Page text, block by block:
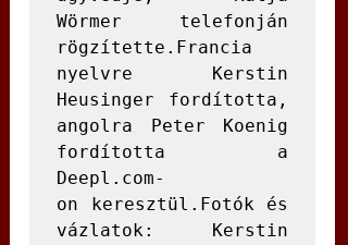
Wörmer telefonján
rögzítette.Francia
nyelvre Kerstin
Heusinger fordította,
angolra Peter Koenig
fordította a
Deepl.com-
on keresztül.Fotók és
vázlatok: Kerstin